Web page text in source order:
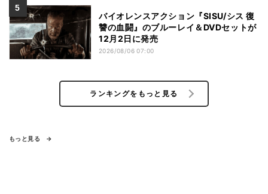
バイオレンスアクション『SISU/シス 復
讐の血闘』のブルーレイ＆DVDセットが
12月2日に発売
2026/08/06 07:00
ランキングをもっと見る
もっと見る